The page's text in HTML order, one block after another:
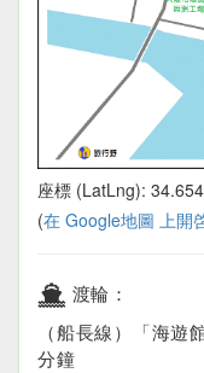
座標 (LatLng):
(在 Google地圖 上開
渡輪：
（船長線）「海遊
分鐘